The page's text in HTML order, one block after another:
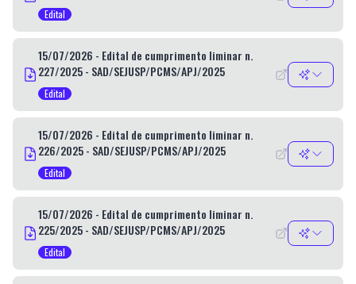
Edital
15/07/2026 - Edital de cumprimento liminar n.
227/2025 - SAD/SEJUSP/PCMS/APJ/2025
Edital
15/07/2026 - Edital de cumprimento liminar n.
226/2025 - SAD/SEJUSP/PCMS/APJ/2025
Edital
15/07/2026 - Edital de cumprimento liminar n.
225/2025 - SAD/SEJUSP/PCMS/APJ/2025
Edital